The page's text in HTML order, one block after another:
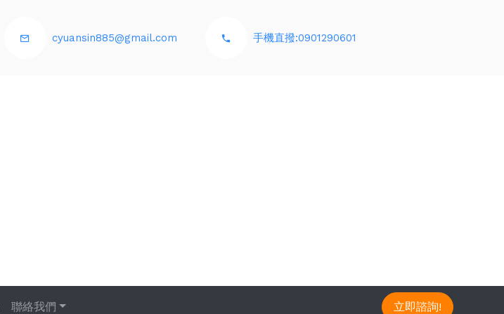
cyuansin885@gmail.com 手機直撥:0901290601
立即諮詢!
聯絡我們